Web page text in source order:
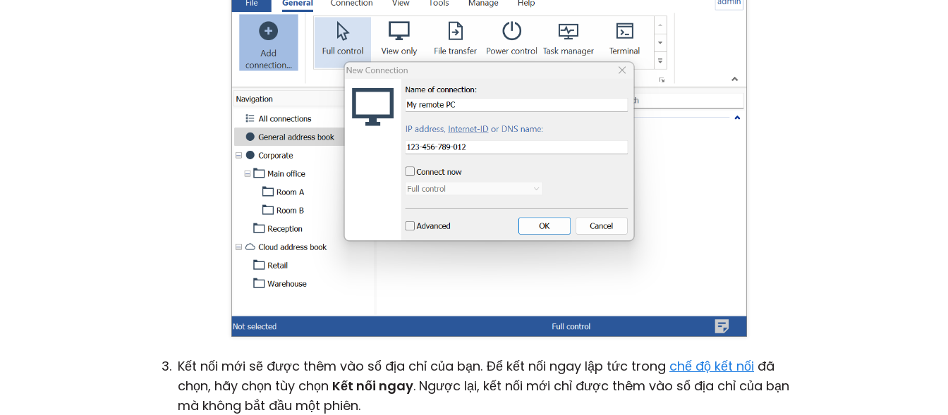
Kết nối mới sẽ được thêm vào sổ địa chỉ của bạn. Để kết nối ngay lập tức trong chế độ kết nối đã
chọn, hãy chọn tùy chọn Kết nối ngay. Ngược lại, kết nối mới chỉ được thêm vào sổ địa chỉ của bạn
mà không bắt đầu một phiên.